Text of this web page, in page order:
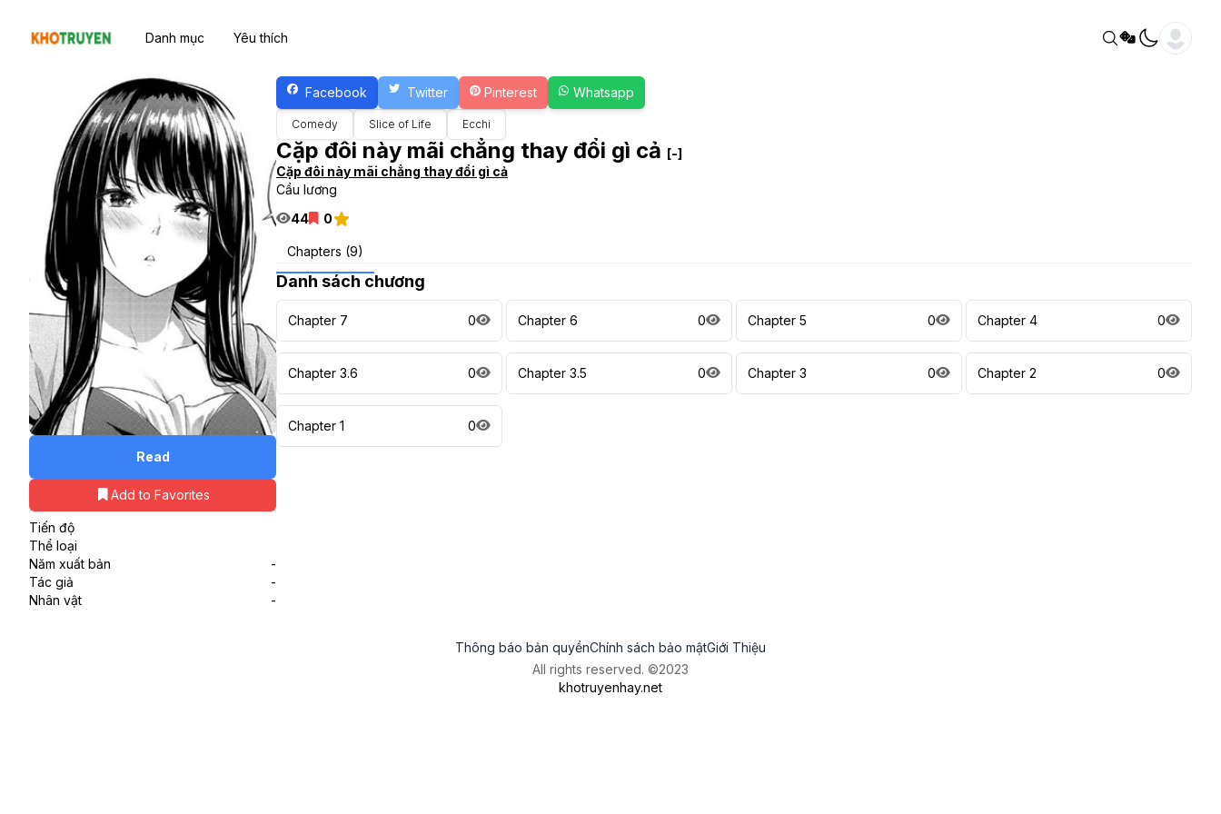
Danh mục Yêu thích
Read
Add to Favorites
Tiến độ
Thể loại
Năm xuất bản
-
Tác giả
-
Nhân vật
-
Facebook Twitter Pinterest Whatsapp
Comedy Slice of Life Ecchi
Cặp đôi này mãi chẳng thay đổi gì cả [-]
Cặp đôi này mãi chẳng thay đổi gì cả
Cẩu lương
44
0
Chapters (9)
Danh sách chương
Chapter 7 0 Chapter 6 0 Chapter 5 0 Chapter 4 0
Chapter 3.6 0 Chapter 3.5 0 Chapter 3 0 Chapter 2 0
Chapter 1 0
Thông báo bản quyềnChính sách bảo mậtGiới Thiệu
All rights reserved. ©2023
khotruyenhay.net